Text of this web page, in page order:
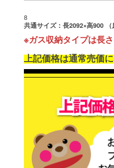
8
共通サイズ：長2092×高900
※ガス収納タイプは長
上記価格は通常売価